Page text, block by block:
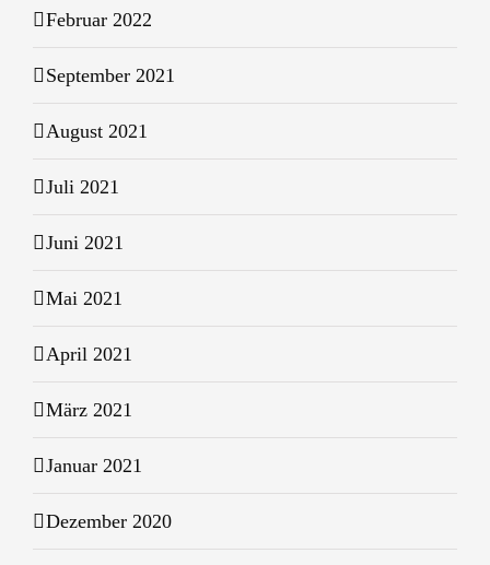
Februar 2022
September 2021
August 2021
Juli 2021
Juni 2021
Mai 2021
April 2021
März 2021
Januar 2021
Dezember 2020